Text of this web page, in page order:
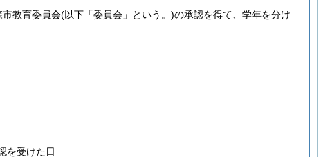
教育委員会(以下「委員会」という。)の承認を得て、学年を分け
を受けた日